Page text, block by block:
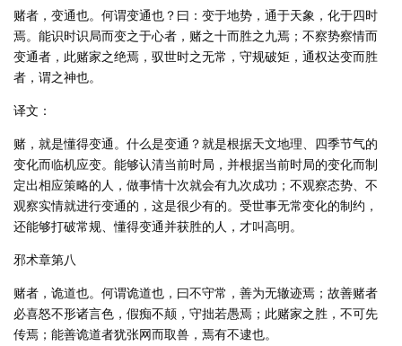
赌者，变通也。何谓变通也？曰：变于地势，通于天象，化于四时
焉。能识时识局而变之于心者，赌之十而胜之九焉；不察势察情而
变通者，此赌家之绝焉，驭世时之无常，守规破矩，通权达变而胜
者，谓之神也。
译文：
赌，就是懂得变通。什么是变通？就是根据天文地理、四季节气的
变化而临机应变。能够认清当前时局，并根据当前时局的变化而制
定出相应策略的人，做事情十次就会有九次成功；不观察态势、不
观察实情就进行变通的，这是很少有的。受世事无常变化的制约，
还能够打破常规、懂得变通并获胜的人，才叫高明。
邪术章第八
赌者，诡道也。何谓诡道也，曰不守常，善为无辙迹焉；故善赌者
必喜怒不形诸言色，假痴不颠，守拙若愚焉；此赌家之胜，不可先
传焉；能善诡道者犹张网而取兽，焉有不逮也。